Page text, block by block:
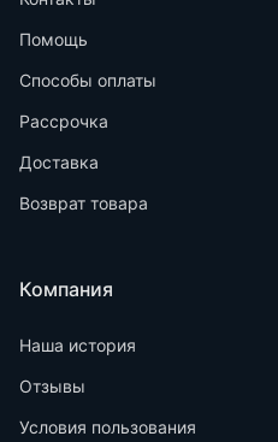
Помощь
Способы оплаты
Рассрочка
Доставка
Возврат товара
Компания
Наша история
Отзывы
Условия пользования